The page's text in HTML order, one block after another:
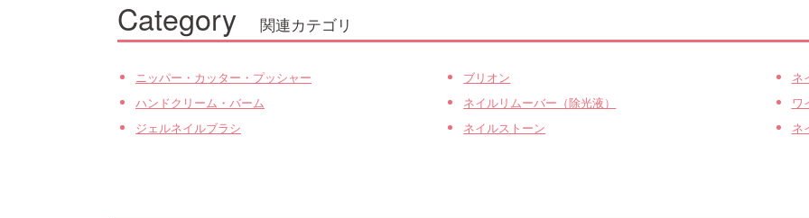
Category 関連カテゴリ
ニッパー・カッター・プッシャー ブリオン
ネ
ハンドクリーム・バーム
ネイルリムーバー（除光液）
ワ
ジェルネイルブラシ
ネイルストーン ネ